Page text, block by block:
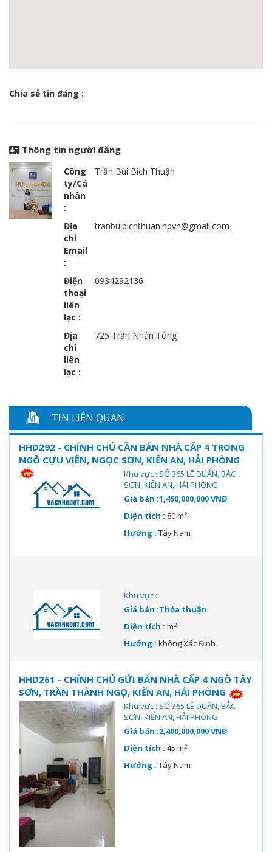
Chia sẻ tin đăng :
Thông tin người đăng
Công
ty/Cá
nhân
:
Trần Bùi Bích Thuận
Địa
chỉ
Email
:
tranbuibichthuan.hpvn@gmail.com
Điện
thoại
liên
lạc :
0934292136
Địa
chỉ
liên
lạc :
725 Trần Nhân Tông
TIN LIÊN QUAN
HHD292 - CHÍNH CHỦ CẦN BÁN NHÀ CẤP 4 TRONG
NGÕ CỰU VIÊN, NGỌC SƠN, KIẾN AN, HẢI PHÒNG
Khu vực : SỐ 365 LÊ DUẨN, BẮC
SƠN, KIẾN AN, HẢI PHÒNG
Giá bán :1,450,000,000 VNĐ
Diện tích : 80 m2
Hướng : Tây Nam
Khu vực :
Giá bán :Thỏa thuận
Diện tích : m2
Hướng : không Xác Định
HHD261 - CHÍNH CHỦ GỬI BÁN NHÀ CẤP 4 NGÕ TÂY
SƠN, TRẦN THÀNH NGỌ, KIẾN AN, HẢI PHÒNG
Khu vực : SỐ 365 LÊ DUẨN, BẮC
SƠN, KIẾN AN, HẢI PHÒNG
Giá bán :2,400,000,000 VNĐ
Diện tích : 45 m2
Hướng : Tây Nam